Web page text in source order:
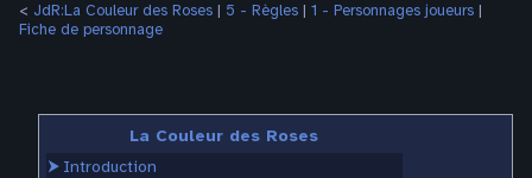
< JdR:La Couleur des Roses ‎ | 5 - Règles ‎ | 1 - Personnages joueurs ‎ |
Fiche de personnage
La Couleur des Roses
⮞ Introduction